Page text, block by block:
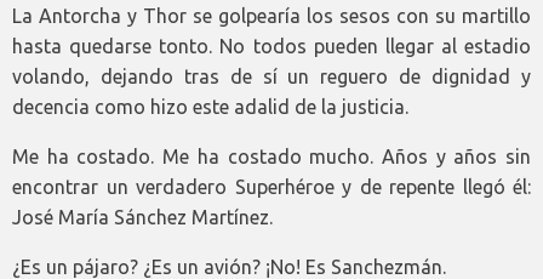
La Antorcha y Thor se golpearía los sesos con su martillo
hasta quedarse tonto. No todos pueden llegar al estadio
volando, dejando tras de sí un reguero de dignidad y
decencia como hizo este adalid de la justicia.
Me ha costado. Me ha costado mucho. Años y años sin
encontrar un verdadero Superhéroe y de repente llegó él:
José María Sánchez Martínez.
¿Es un pájaro? ¿Es un avión? ¡No! Es Sanchezmán.